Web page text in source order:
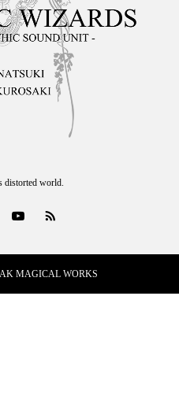
distorted world.
MAGICAL WORKS